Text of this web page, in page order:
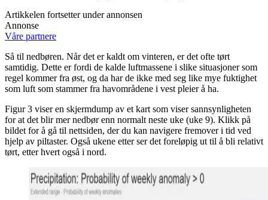
Artikkelen fortsetter under annonsen
Annonse
Våre partnere
Så til nedbøren. Når det er kaldt om vinteren, er det ofte tørt
samtidig. Dette er fordi de kalde luftmassene i slike situasjoner som
regel kommer fra øst, og da har de ikke med seg like mye fuktighet
som luft som stammer fra havområdene i vest pleier å ha.
Figur 3 viser en skjermdump av et kart som viser sannsynligheten
for at det blir mer nedbør enn normalt neste uke (uke 9). Klikk på
bildet for å gå til nettsiden, der du kan navigere fremover i tid ved
hjelp av piltaster. Også ukene etter ser det foreløpig ut til å bli relativt
tørt, etter hvert også i nord.